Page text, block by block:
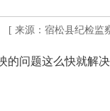
[ 来源：宿松县纪检
的问题这么快就解